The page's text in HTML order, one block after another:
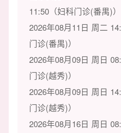
11:50（妇科门诊(番禺)）
2026年08月11日 周二
门诊(番禺)）
2026年08月09日 周日
门诊(越秀)）
2026年08月09日 周日
门诊(越秀)）
2026年08月16日 周日